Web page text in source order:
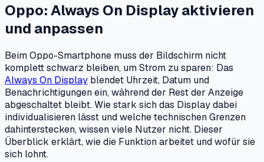
Oppo: Always On Display aktivieren
und anpassen
Beim Oppo-Smartphone muss der Bildschirm nicht
komplett schwarz bleiben, um Strom zu sparen: Das
Always On Display blendet Uhrzeit, Datum und
Benachrichtigungen ein, während der Rest der Anzeige
abgeschaltet bleibt. Wie stark sich das Display dabei
individualisieren lässt und welche technischen Grenzen
dahinterstecken, wissen viele Nutzer nicht. Dieser
Überblick erklärt, wie die Funktion arbeitet und wofür sie
sich lohnt.